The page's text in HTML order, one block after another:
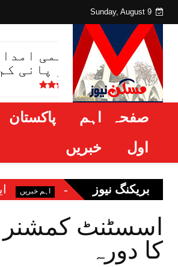
Sunday, August 9
عالمی
مگر پانی
صفحہ
اول
اہم
خبریں
پاکستان
بریکنگ نیوز
اہم خبریں ایرانی میزائلوں نے
اسسٹنٹ
کا دورہ